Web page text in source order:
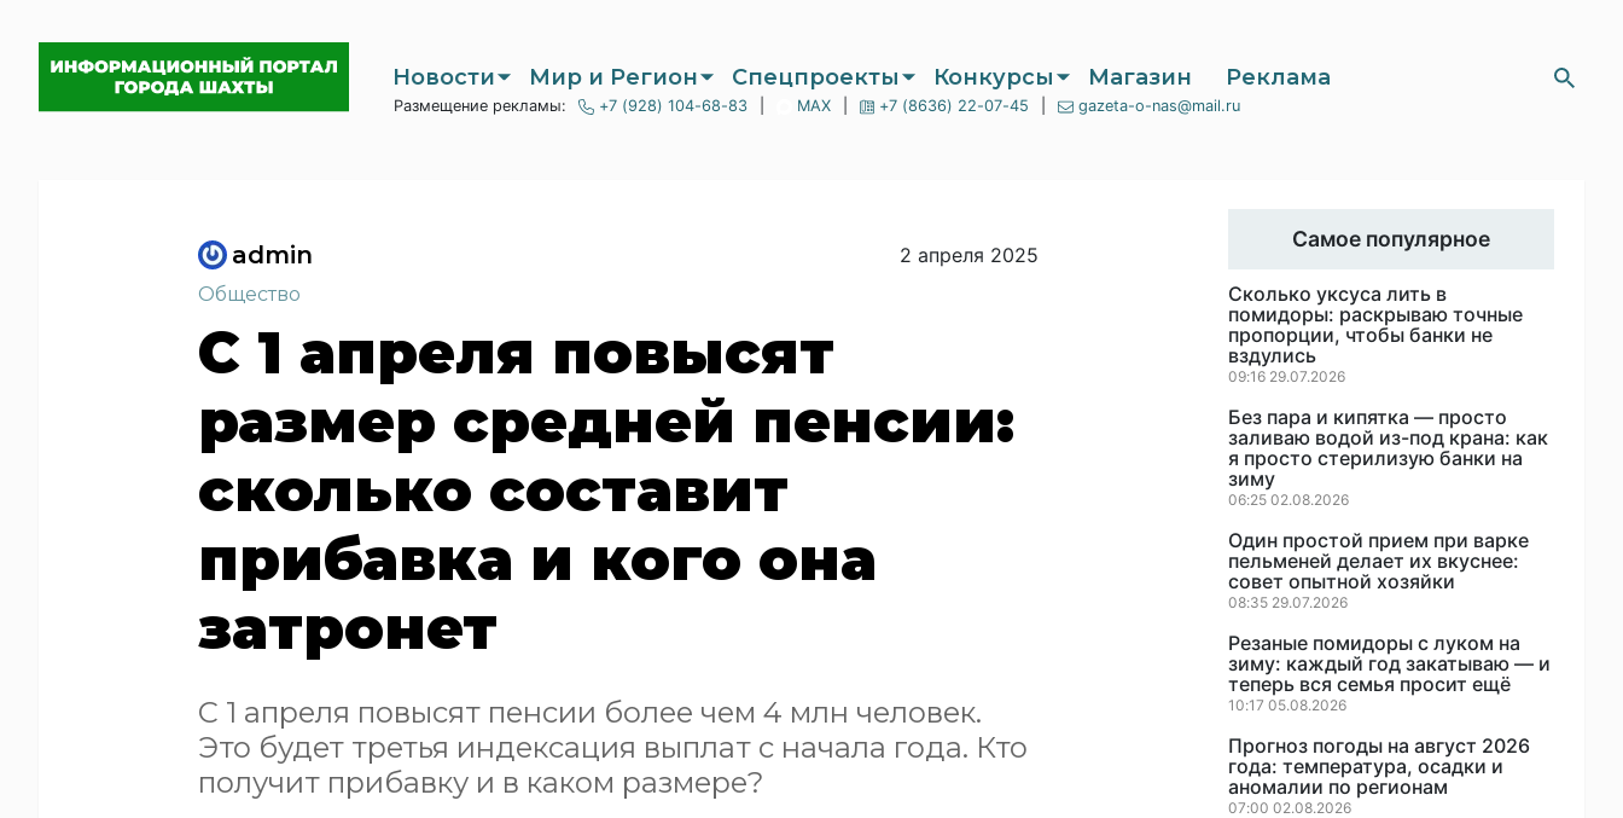
Новости Мир и Регион Спецпроекты Конкурсы Магазин Реклама
Размещение рекламы: +7 (928) 104-68-83 MAX +7 (8636) 22-07-45 gazeta-o-nas@mail.ru
admin 2 апреля 2025
Общество
С 1 апреля повысят
размер средней пенсии:
сколько составит
прибавка и кого она
затронет
С 1 апреля повысят пенсии более чем 4 млн человек.
Это будет третья индексация выплат с начала года. Кто
получит прибавку и в каком размере?
Самое популярное
Сколько уксуса лить в
помидоры: раскрываю точные
пропорции, чтобы банки не
вздулись
09:16 29.07.2026
Без пара и кипятка — просто
заливаю водой из-под крана: как
я просто стерилизую банки на
зиму
06:25 02.08.2026
Один простой прием при варке
пельменей делает их вкуснее:
совет опытной хозяйки
08:35 29.07.2026
Резаные помидоры с луком на
зиму: каждый год закатываю — и
теперь вся семья просит ещё
10:17 05.08.2026
Прогноз погоды на август 2026
года: температура, осадки и
аномалии по регионам
07:00 02.08.2026